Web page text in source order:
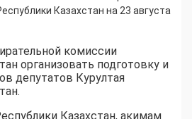
Казахстан на 23 августа
комиссии
организовать подготовку и
депутатов Курултая
Казахстан, акимам